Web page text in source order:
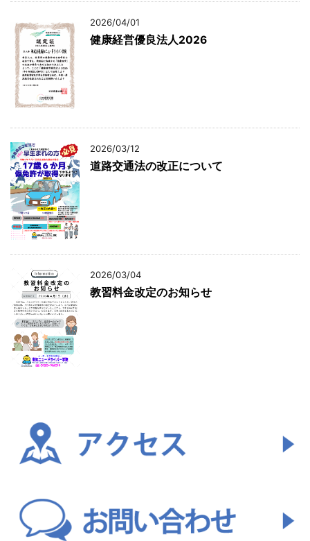
2026/04/01
健康経営優良法人2026
2026/03/12
道路交通法の改正について
2026/03/04
教習料金改定のお知らせ